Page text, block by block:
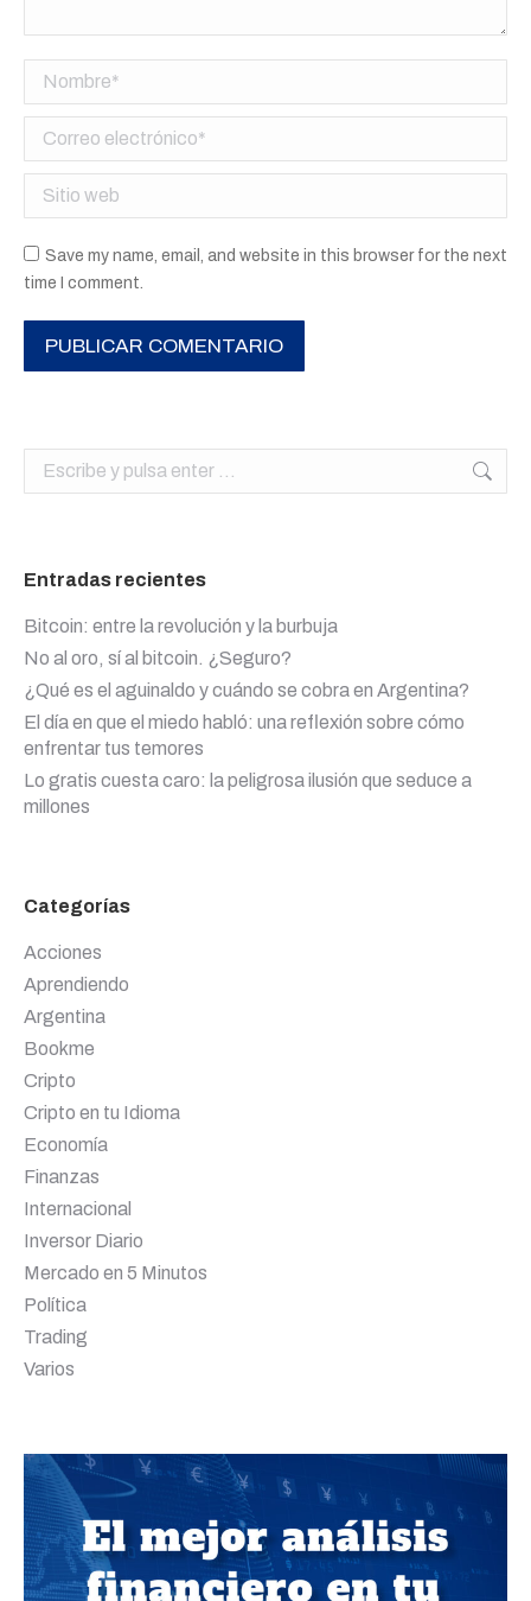
Nombre *
Correo electrónico *
Sitio web
Save my name, email, and website in this browser for the next
time I comment.
PUBLICAR COMENTARIO
Buscar:
Entradas recientes
Bitcoin: entre la revolución y la burbuja
No al oro, sí al bitcoin. ¿Seguro?
¿Qué es el aguinaldo y cuándo se cobra en Argentina?
El día en que el miedo habló: una reflexión sobre cómo
enfrentar tus temores
Lo gratis cuesta caro: la peligrosa ilusión que seduce a
millones
Categorías
Acciones
Aprendiendo
Argentina
Bookme
Cripto
Cripto en tu Idioma
Economía
Finanzas
Internacional
Inversor Diario
Mercado en 5 Minutos
Política
Trading
Varios